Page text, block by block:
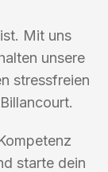
Mit uns
unsere
stressfreien
starte dein